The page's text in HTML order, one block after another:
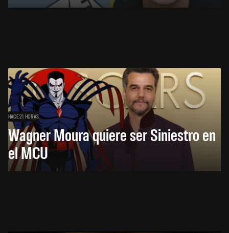
HACE 21 HORAS
Wagner Moura quiere ser Siniestro en
el MCU